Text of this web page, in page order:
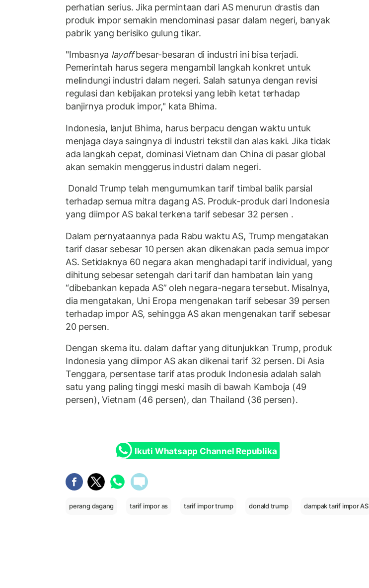
perhatian serius. Jika permintaan dari AS menurun drastis dan
produk impor semakin mendominasi pasar dalam negeri, banyak
pabrik yang berisiko gulung tikar.
"Imbasnya layoffbesar-besaran di industri ini bisa terjadi.
Pemerintah harus segera mengambil langkah konkret untuk
melindungi industri dalam negeri. Salah satunya dengan revisi
regulasi dan kebijakan proteksi yang lebih ketat terhadap
banjirnya produk impor," kata Bhima.
Indonesia, lanjut Bhima, harus berpacu dengan waktu untuk
menjaga daya saingnya di industri tekstil dan alas kaki. Jika tidak
ada langkah cepat, dominasi Vietnam dan China di pasar global
akan semakin menggerus industri dalam negeri.
Donald Trump telah mengumumkan tarif timbal balik parsial
terhadap semua mitra dagang AS. Produk-produk dari Indonesia
yang diimpor AS bakal terkena tarif sebesar 32 persen .
Dalam pernyataannya pada Rabu waktu AS, Trump mengatakan
tarif dasar sebesar 10 persen akan dikenakan pada semua impor
AS. Setidaknya 60 negara akan menghadapi tarif individual, yang
dihitung sebesar setengah dari tarif dan hambatan lain yang
“dibebankan kepada AS” oleh negara-negara tersebut. Misalnya,
dia mengatakan, Uni Eropa mengenakan tarif sebesar 39 persen
terhadap impor AS, sehingga AS akan mengenakan tarif sebesar
20 persen.
Dengan skema itu. dalam daftar yang ditunjukkan Trump, produk
Indonesia yang diimpor AS akan dikenai tarif 32 persen. Di Asia
Tenggara, persentase tarif atas produk Indonesia adalah salah
satu yang paling tinggi meski masih di bawah Kamboja (49
persen), Vietnam (46 persen), dan Thailand (36 persen).
Ikuti Whatsapp Channel Republika
perang dagang tarif impor as tarif impor trump donald trump dampak tarif impor AS